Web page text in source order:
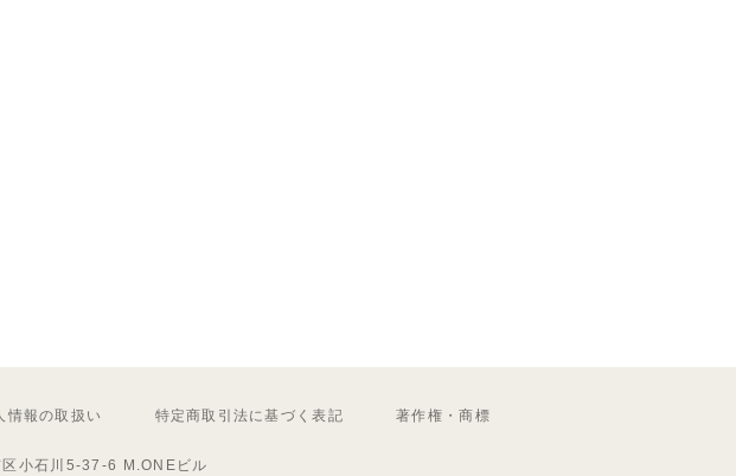
情報の取扱い 特定商取引法に基づく表記 著作権・商標
小石川5-37-6 M.ONEビル